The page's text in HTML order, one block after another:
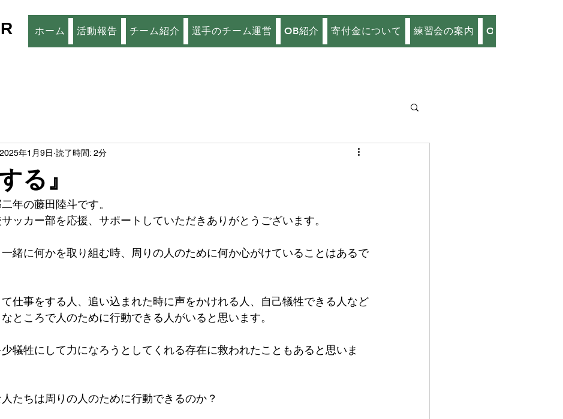
ホーム 活動報告 チーム紹介 選手のチーム運営 OB紹介 寄付金について 練習会の案内 OB会
る』
2025年1月9日 読了時間: 2分
年の藤田陸斗です。
ッカー部を応援、サポートしていただきありがとうございます。
緒に何かを取り組む時、周りの人のために何か心がけていることはあるで
仕事をする人、追い込まれた時に声をかけれる人、自己犠牲できる人など
ところで人のために行動できる人がいると思います。
犠牲にして力になろうとしてくれる存在に救われたこともあると思いま
たちは周りの人のために行動できるのか？